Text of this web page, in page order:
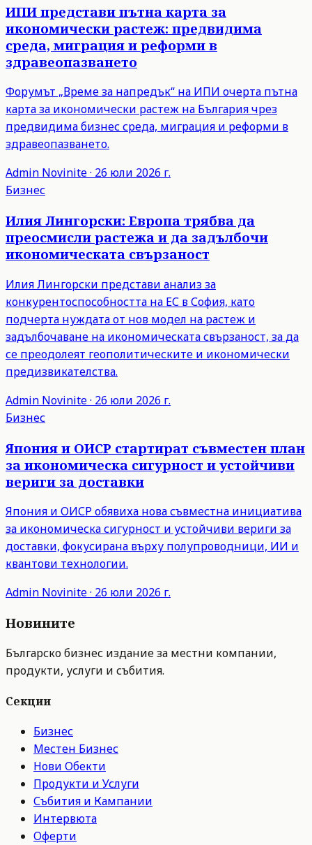
ИПИ представи пътна карта за
икономически растеж: предвидима
среда, миграция и реформи в
здравеопазването
Форумът „Време за напредък“ на ИПИ очерта пътна
карта за икономически растеж на България чрез
предвидима бизнес среда, миграция и реформи в
здравеопазването.
Admin Novinite· 26 юли 2026 г.
Бизнес
Илия Лингорски: Европа трябва да
преосмисли растежа и да задълбочи
икономическата свързаност
Илия Лингорски представи анализ за
конкурентоспособността на ЕС в София, като
подчерта нуждата от нов модел на растеж и
задълбочаване на икономическата свързаност, за да
се преодолеят геополитическите и икономически
предизвикателства.
Admin Novinite· 26 юли 2026 г.
Бизнес
Япония и ОИСР стартират съвместен план
за икономическа сигурност и устойчиви
вериги за доставки
Япония и ОИСР обявиха нова съвместна инициатива
за икономическа сигурност и устойчиви вериги за
доставки, фокусирана върху полупроводници, ИИ и
квантови технологии.
Admin Novinite· 26 юли 2026 г.
Новините
Българско бизнес издание за местни компании,
продукти, услуги и събития.
Секции
Бизнес
Местен Бизнес
Нови Обекти
Продукти и Услуги
Събития и Кампании
Интервюта
Оферти